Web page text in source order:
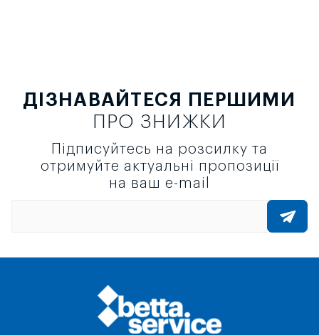
ДІЗНАВАЙТЕСЯ ПЕРШИМИ
ПРО ЗНИЖКИ
Підписуйтесь на розсилку та
отримуйте актуальні пропозиції
на ваш e-mail